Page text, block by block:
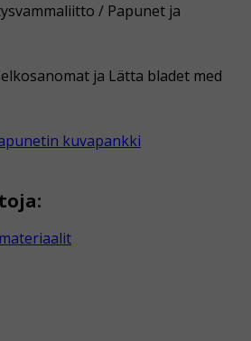
/ Papunet ja
ja Lätta bladet med
kuvapankki